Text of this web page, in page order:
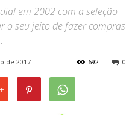
em 2002 com a seleção
o seu jeito de fazer compras
de 2017 0
692